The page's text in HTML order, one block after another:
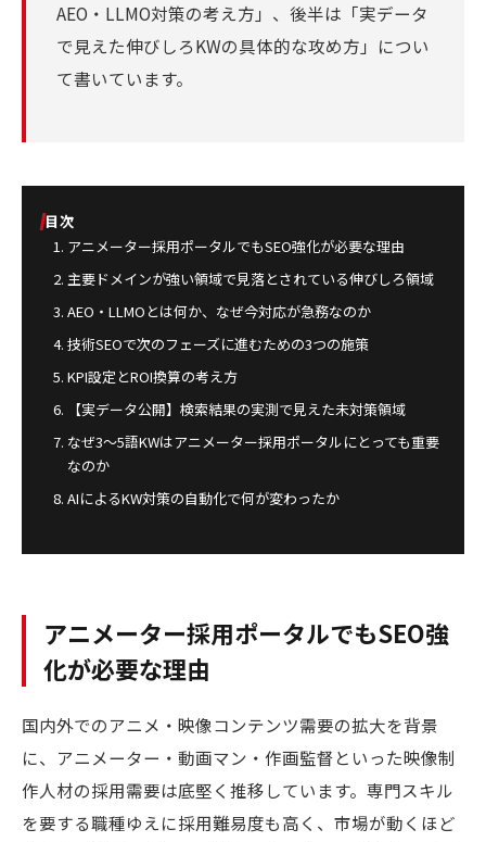
AEO・LLMO対策の考え方」、後半は「実データ
で見えた伸びしろKWの具体的な攻め方」につい
て書いています。
目次
アニメーター採用ポータルでもSEO強化が必要な理由
主要ドメインが強い領域で見落とされている伸びしろ領域
AEO・LLMOとは何か、なぜ今対応が急務なのか
技術SEOで次のフェーズに進むための3つの施策
KPI設定とROI換算の考え方
【実データ公開】検索結果の実測で見えた未対策領域
なぜ3〜5語KWはアニメーター採用ポータルにとっても重要
なのか
AIによるKW対策の自動化で何が変わったか
アニメーター採用ポータルでもSEO強
化が必要な理由
国内外でのアニメ・映像コンテンツ需要の拡大を背景
に、アニメーター・動画マン・作画監督といった映像制
作人材の採用需要は底堅く推移しています。専門スキル
を要する職種ゆえに採用難易度も高く、市場が動くほど